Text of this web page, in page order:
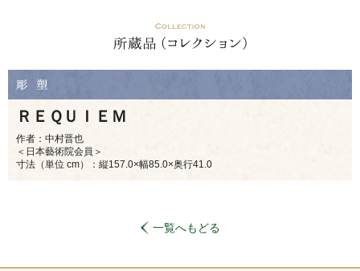
ＲＥＱＵＩＥＭ
作者：中村晋也
＜日本藝術院会員＞
寸法（単位 cm）：縦157.0×幅85.0×奥行41.0
一覧へもどる